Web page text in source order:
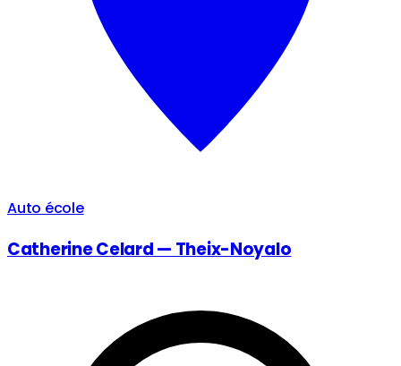
Auto école
Catherine Celard — Theix-Noyalo